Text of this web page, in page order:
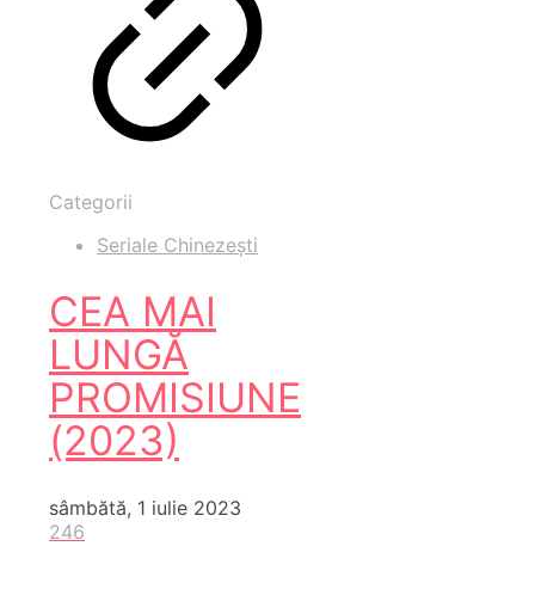
Categorii
Seriale Chinezești
CEA MAI
LUNGĂ
PROMISIUNE
(2023)
sâmbătă, 1 iulie 2023
246